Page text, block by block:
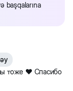
başqalarına
тоже ❤️ Спасибо